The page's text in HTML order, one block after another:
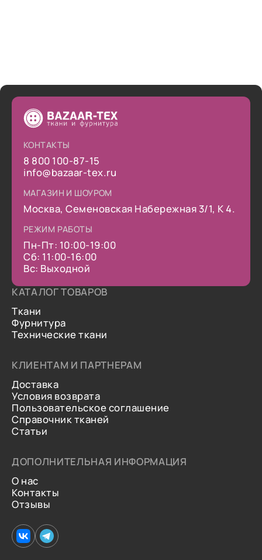
КОНТАКТЫ
8 800 100-87-15
info@bazaar-tex.ru
МАГАЗИН И ШОУРОМ
Москва, Семеновская Набережная 3/1, К 4.
РЕЖИМ РАБОТЫ
Пн-Пт: 10:00-19:00
Сб: 11:00-16:00
Вс: Выходной
КАТАЛОГ ТОВАРОВ
Ткани
Фурнитура
Технические ткани
КЛИЕНТАМ И ПАРТНЕРАМ
Доставка
Условия возврата
Пользовательское соглашение
Справочник тканей
Статьи
ДОПОЛНИТЕЛЬНАЯ ИНФОРМАЦИЯ
О нас
Контакты
Отзывы